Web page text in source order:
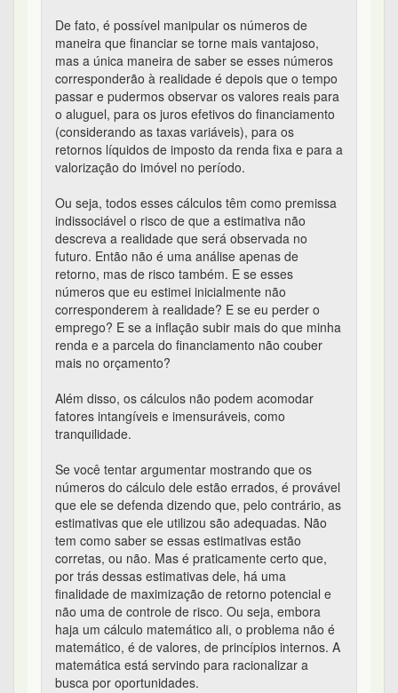
De fato, é possível manipular os números de
maneira que financiar se torne mais vantajoso,
mas a única maneira de saber se esses números
corresponderão à realidade é depois que o tempo
passar e pudermos observar os valores reais para
o aluguel, para os juros efetivos do financiamento
(considerando as taxas variáveis), para os
retornos líquidos de imposto da renda fixa e para a
valorização do imóvel no período.
Ou seja, todos esses cálculos têm como premissa
indissociável o risco de que a estimativa não
descreva a realidade que será observada no
futuro. Então não é uma análise apenas de
retorno, mas de risco também. E se esses
números que eu estimei inicialmente não
corresponderem à realidade? E se eu perder o
emprego? E se a inflação subir mais do que minha
renda e a parcela do financiamento não couber
mais no orçamento?
Além disso, os cálculos não podem acomodar
fatores intangíveis e imensuráveis, como
tranquilidade.
Se você tentar argumentar mostrando que os
números do cálculo dele estão errados, é provável
que ele se defenda dizendo que, pelo contrário, as
estimativas que ele utilizou são adequadas. Não
tem como saber se essas estimativas estão
corretas, ou não. Mas é praticamente certo que,
por trás dessas estimativas dele, há uma
finalidade de maximização de retorno potencial e
não uma de controle de risco. Ou seja, embora
haja um cálculo matemático ali, o problema não é
matemático, é de valores, de princípios internos. A
matemática está servindo para racionalizar a
busca por oportunidades.